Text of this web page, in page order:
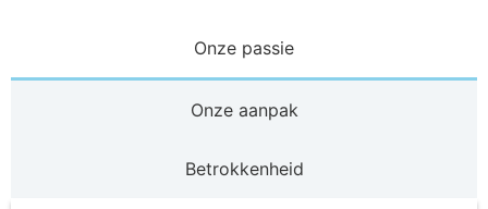
Onze passie
Onze aanpak
Betrokkenheid